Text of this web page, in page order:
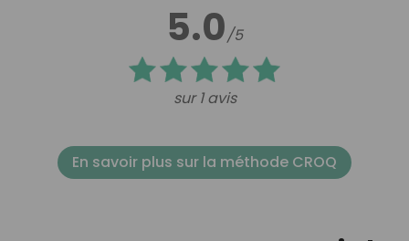
5.0/5
sur 1 avis
En savoir plus sur la méthode CROQ